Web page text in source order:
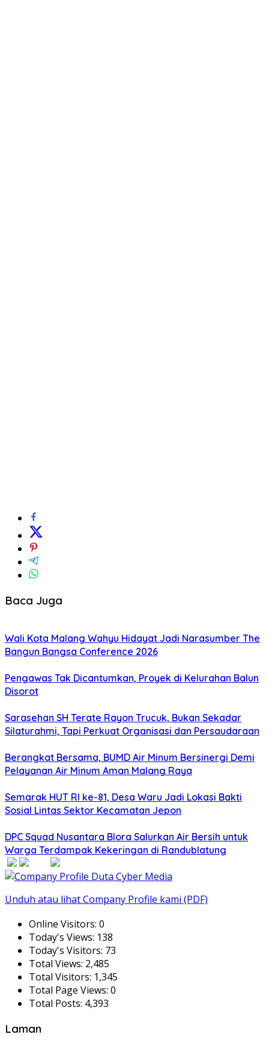
Baca Juga
Wali Kota Malang Wahyu Hidayat Jadi Narasumber The
Bangun Bangsa Conference 2026
Pengawas Tak Dicantumkan, Proyek di Kelurahan Balun
Disorot
Sarasehan SH Terate Rayon Trucuk, Bukan Sekadar
Silaturahmi, Tapi Perkuat Organisasi dan Persaudaraan
Berangkat Bersama, BUMD Air Minum Bersinergi Demi
Pelayanan Air Minum Aman Malang Raya
Semarak HUT RI ke-81, Desa Waru Jadi Lokasi Bakti
Sosial Lintas Sektor Kecamatan Jepon
DPC Squad Nusantara Blora Salurkan Air Bersih untuk
Warga Terdampak Kekeringan di Randublatung
Unduh atau lihat Company Profile kami (PDF)
Online Visitors: 0
Today's Views: 138
Today's Visitors: 73
Total Views: 2,485
Total Visitors: 1,345
Total Page Views: 0
Total Posts: 4,393
Laman